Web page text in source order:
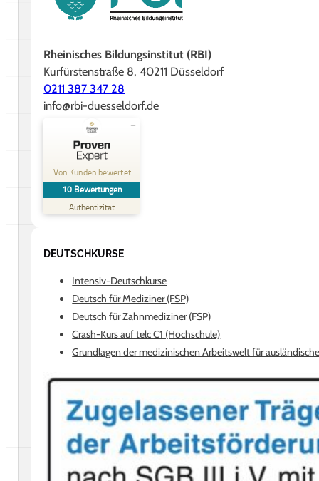
Rheinisches Bildungsinstitut (RBI)
Kurfürstenstraße 8, 40211 Düsseldorf
0211 387 347 28
info@rbi-duesseldorf.de
Von Kunden bewertet
10 Bewertungen
Authentizität
Kundenbewertungen und Erfahrungen zu
Rheinisches Bildungsinstitut GmbH
SEHR GUT
Bewertungen auf ProvenExpert.com
09.08.2026
Profil ansehen
DEUTSCHKURSE
Intensiv-Deutschkurse
Deutsch für Mediziner (FSP)
Deutsch für Zahnmediziner (FSP)
Crash-Kurs auf telc C1 (Hochschule)
Grundlagen der medizinischen Arbeitswelt für